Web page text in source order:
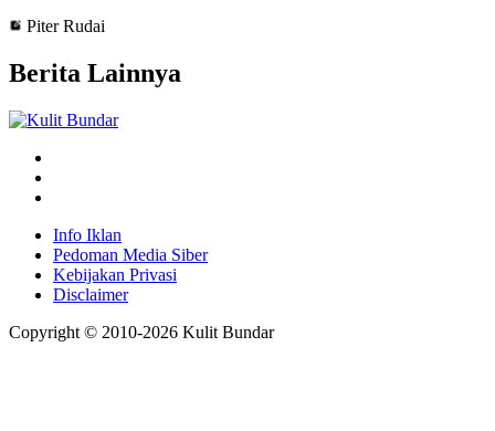
Piter Rudai
Berita Lainnya
Info Iklan
Pedoman Media Siber
Kebijakan Privasi
Disclaimer
Copyright © 2010-2026 Kulit Bundar